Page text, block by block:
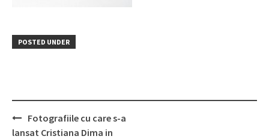
POSTED UNDER
Post
navigation
Fotografiile cu care s-a
lansat Cristiana Dima in